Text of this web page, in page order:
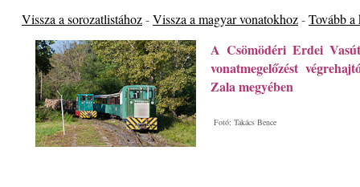
Vissza a sorozatlistához-Vissza a magyar vonatokhoz-Tovább a
A Csömödéri Erdei
vonatmegelőzést
Zala megyében
Fotó: Takács Bence